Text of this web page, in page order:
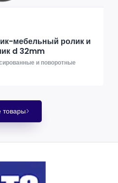
мебельный ролик и
d 32mm
и поворотные
товары